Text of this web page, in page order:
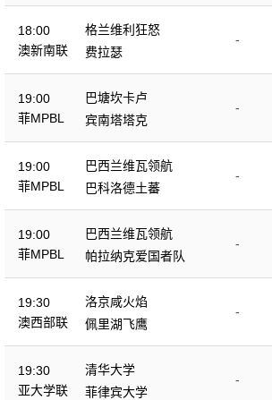
18:00
澳新南联
格兰维利狂怒
-
费拉瑟
19:00
菲MPBL
巴塘坎卡卢
-
宾南塔塔克
19:00
菲MPBL
巴西兰维瓦领航
-
巴科洛德土蕃
19:00
菲MPBL
巴西兰维瓦领航
-
帕拉纳克爱国者队
19:30
澳西部联
洛京咸火焰
-
佩里湖飞鹰
19:30
亚大学联
清华大学
-
菲律宾大学